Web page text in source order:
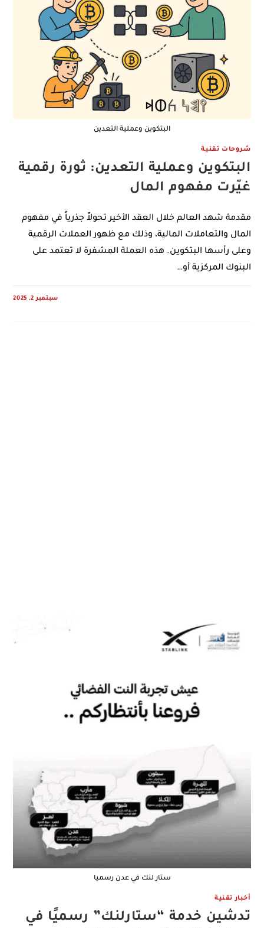
البتكوين وعملية التعدين
شروحات تقنية
البتكوين وعملية التعدين: ثورة رقمية
غيّرت مفهوم المال
مقدمة شهد العالم خلال العقد الأخير تحولاً جذرياً في مفهوم
المال والتعاملات المالية، وذلك مع ظهور العملات الرقمية
وعلى رأسها البتكوين. هذه العملة المشفرة لا تعتمد على
البنوك المركزية أو…
سبتمبر 2, 2025
ستار لنك في عدن رسميا
أخبار تقنية
تدشين خدمة “ستارلنك” رسميًا في